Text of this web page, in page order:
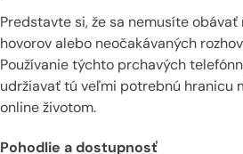
Predstavte si, že sa nemusíte
hovorov alebo neočakávaných
Používanie týchto prchavých
udržiavať tú veľmi potrebnú hranicu
online životom.
Pohodlie a dostupnosť